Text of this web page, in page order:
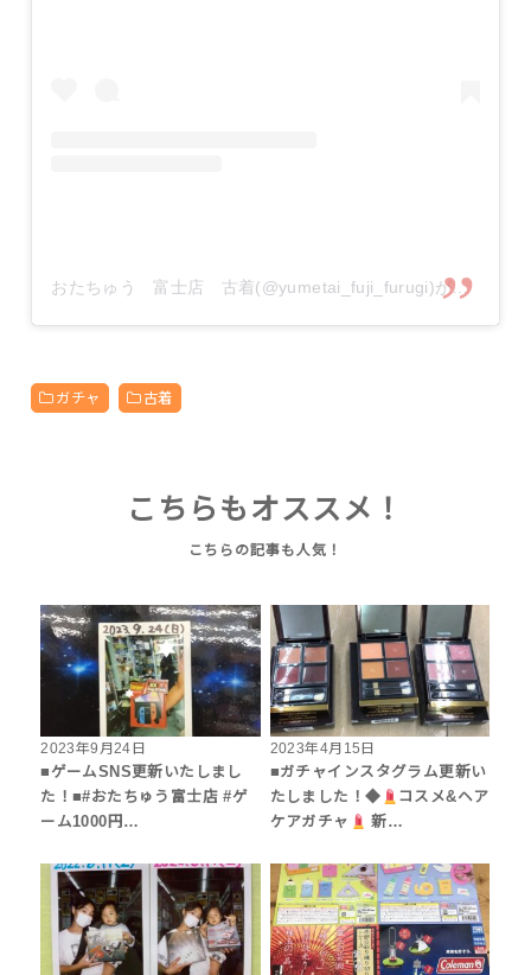
おたちゅう 富士店 古着(@yumetai_fuji_furugi)がシェアした投稿
ガチャ 古着
こちらもオススメ！
2023年9月24日
■ゲームSNS更新いたしまし
た！■#おたちゅう富士店 #ゲ
ーム1000円…
2023年4月15日
■ガチャインスタグラム更新い
たしました！◆
コスメ&ヘア
ケアガチャ
新…